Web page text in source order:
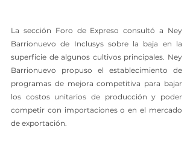
La sección Foro de Expreso consultó a Ney
Barrionuevo de Inclusys sobre la baja en la
superficie de algunos cultivos principales. Ney
Barrionuevo propuso el establecimiento de
programas de mejora competitiva para bajar
los costos unitarios de producción y poder
competir con importaciones o en el mercado
de exportación.